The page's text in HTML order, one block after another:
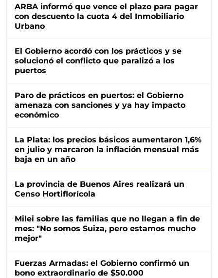
ARBA informó que vence el plazo para pagar
con descuento la cuota 4 del Inmobiliario
Urbano
El Gobierno acordó con los prácticos y se
solucionó el conflicto que paralizó a los
puertos
Paro de prácticos en puertos: el Gobierno
amenaza con sanciones y ya hay impacto
económico
La Plata: los precios básicos aumentaron 1,6%
en julio y marcaron la inflación mensual más
baja en un año
La provincia de Buenos Aires realizará un
Censo Hortiflorícola
Milei sobre las familias que no llegan a fin de
mes: "No somos Suiza, pero estamos mucho
mejor"
Fuerzas Armadas: el Gobierno confirmó un
bono extraordinario de $50.000